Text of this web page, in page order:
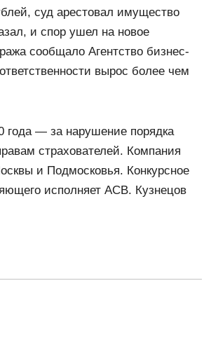
суд арестовал имущество
и спор ушел на новое
сообщало Агентство бизнес-
вырос более чем
года — за нарушение порядка
страхователей. Компания
и Подмосковья. Конкурсное
исполняет АСВ. Кузнецов